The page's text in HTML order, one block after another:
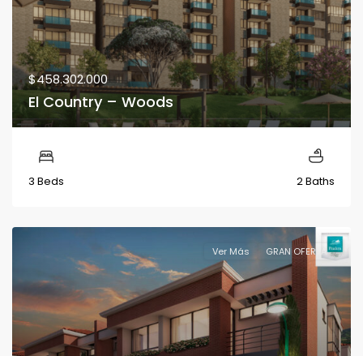
$458.302.000
El Country – Woods
3 Beds 2 Baths
Ver Más GRAN OFERTA